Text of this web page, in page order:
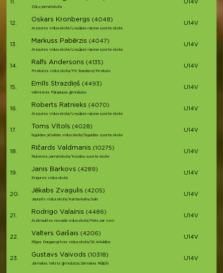
11.
Zūru pamatskola
U14V
12.
Oskars Kronbergs (4048)
Aizputes vidusskola/Liepājas rajona sporta skola
U14V
13.
Markuss Pabērzis (4047)
Aizputes vidusskola/Liepājas rajona sporta skola
U14V
14.
Ralfs Andersons (4135)
Priekules vidusskola/FK Bandava/Priekule
U14V
15.
Emīls Strazdiņš (4493)
Valmieras Pārgaujas ģimnāzija
U14V
16.
Roberts Ratnieks (4070)
Aizputes vidusskola/Liepājas rajona sporta skola
U14V
17.
Toms Vītols (4028)
Siguldas pilsētas vidusskola/Siguldas sporta skola
U14V
18.
Ričards Valdmanis (10275)
Rubenes pamatskola/Kocēnu sporta skola
U14V
19.
Janis Barkovs (4289)
Engures vidusskola
U14V
20.
Jēkabs Zvagulis (4205)
Jaunpils vidusskola/Kartavkalnu buki
U14V
21.
Rodrigo Valainis (4486)
Aizkraukles novada vidusskola/Pats par sevi
U14V
22.
Valters Gaišais (4206)
Rīgas Daugavgrīvas vidusskola/SS Arkādija
U14V
23.
Gustavs Vaivods (10318)
Jūrmalas Valsts ģimnāzija/Jūrmalas Rūķīši
U14V